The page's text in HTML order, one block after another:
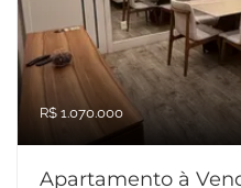
R$ 1.070.000
Apartamento à